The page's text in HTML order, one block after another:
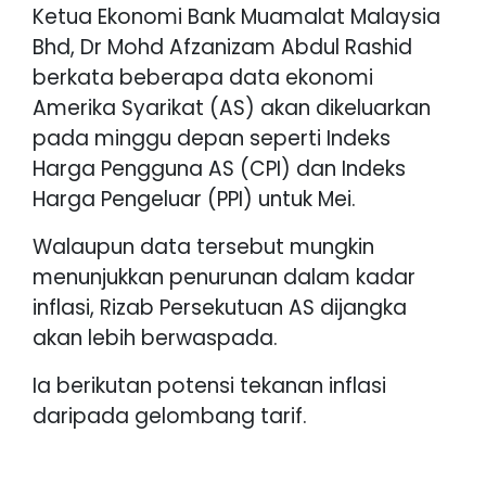
Ketua Ekonomi Bank Muamalat Malaysia
Bhd, Dr Mohd Afzanizam Abdul Rashid
berkata beberapa data ekonomi
Amerika Syarikat (AS) akan dikeluarkan
pada minggu depan seperti Indeks
Harga Pengguna AS (CPI) dan Indeks
Harga Pengeluar (PPI) untuk Mei.
Walaupun data tersebut mungkin
menunjukkan penurunan dalam kadar
inflasi, Rizab Persekutuan AS dijangka
akan lebih berwaspada.
Ia berikutan potensi tekanan inflasi
daripada gelombang tarif.